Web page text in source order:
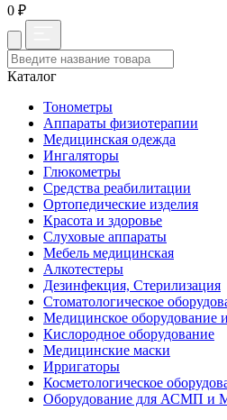
0 ₽
Каталог
Тонометры
Аппараты физиотерапии
Медицинская одежда
Ингаляторы
Глюкометры
Средства реабилитации
Ортопедические изделия
Красота и здоровье
Слуховые аппараты
Мебель медицинская
Алкотестеры
Дезинфекция, Стерилизация
Стоматологическое
Медицинское оборудование
Кислородное оборудование
Медицинские маски
Ирригаторы
Косметологическое
Оборудование для АСМП и